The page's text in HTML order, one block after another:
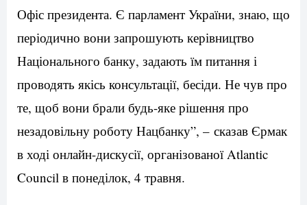
Офіс президента. Є парламент України, знаю, що
періодично вони запрошують керівництво
Національного банку, задають їм питання і
проводять якісь консультації, бесіди. Не чув про
те, щоб вони брали будь-яке рішення про
незадовільну роботу Нацбанку”, – сказав Єрмак
в ході онлайн-дискусії, організованої Atlantic
Council в понеділок, 4 травня.